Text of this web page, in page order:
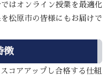
はオンライン授業を最適化
松原市の皆様にもお届けで
徴
コアアップし合格する仕組